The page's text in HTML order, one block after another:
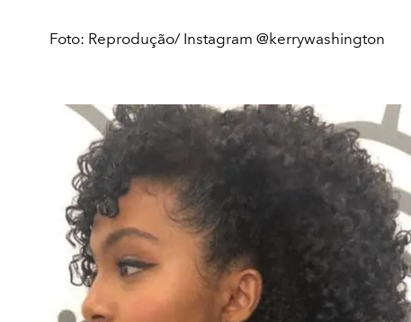
Foto: Reprodução/ Instagram @kerrywashington